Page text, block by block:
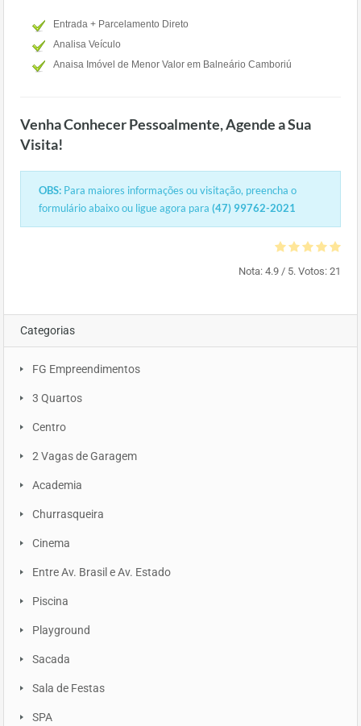
Entrada + Parcelamento Direto
Analisa Veículo
Anaisa Imóvel de Menor Valor em Balneário Camboriú
Venha Conhecer Pessoalmente, Agende a Sua
Visita!
OBS: Para maiores informações ou visitação, preencha o
formulário abaixo ou ligue agora para (47) 99762-2021
Nota: 4.9 / 5. Votos: 21
Categorias
FG Empreendimentos
3 Quartos
Centro
2 Vagas de Garagem
Academia
Churrasqueira
Cinema
Entre Av. Brasil e Av. Estado
Piscina
Playground
Sacada
Sala de Festas
SPA